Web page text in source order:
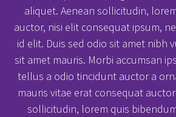
aliquet. Aenean sollicitudin,
auctor, nisi elit consequat ipsum,
id elit. Duis sed odio sit amet nibh
sit amet mauris. Morbi accumsan
tellus a odio tincidunt auctor a
mauris vitae erat consequat
sollicitudin, lorem quis